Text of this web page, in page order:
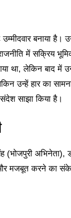
बनाया है।
में सक्रिय
था, लेकिन बाद में
उन्हें हार का
साझा किया है।
(भोजपुरी
मजबूत करने का